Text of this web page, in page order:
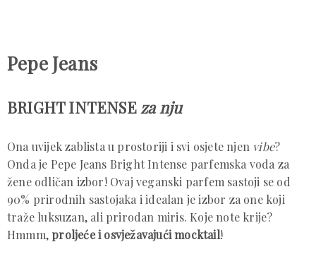
Pepe Jeans
BRIGHT INTENSEza nju
Ona uvijek zablista u prostoriji i svi osjete njen vibe?
Onda je Pepe Jeans Bright Intense parfemska voda za
žene odličan izbor! Ovaj veganski parfem sastoji se od
90% prirodnih sastojaka i idealan je izbor za one koji
traže luksuzan, ali prirodan miris. Koje note krije?
Hmmm,proljeće i osvježavajući mocktail!